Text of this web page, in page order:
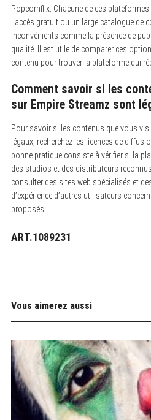
Popcornflix. Chacune de ces
l’accès gratuit ou un large catalogue de
inconvénients comme la présence de
qualité. Il est utile de comparer ces
contenu pour trouver la plateforme qui
Comment savoir si les
sur Empire Streamz sont
Pour savoir si les contenus que vous
légaux, recherchez les licences de
bonne pratique consiste à vérifier si la
des studios et des distributeurs
consulter des sites web spécialisés et
d’expérience d’autres utilisateurs
proposés.
ART.1089231
Vous aimerez aussi